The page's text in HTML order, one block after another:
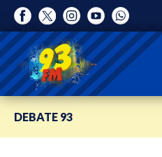
DEBATE 93